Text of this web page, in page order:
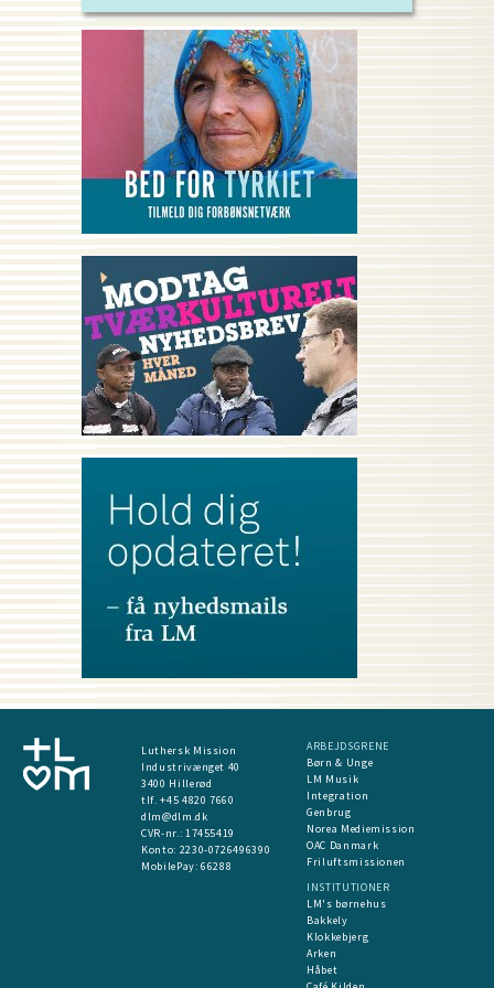
Luthersk Mission
Industrivænget 40
3400 Hillerød
tlf. +45 4820 7660
dlm@dlm.dk
CVR-nr.: 17455419
​Konto: 2230-0726496390
MobilePay:66288
ARBEJDSGRENE
Børn & Unge
LM Musik
Integration
Genbrug
Norea Mediemission
OAC Danmark
Friluftsmissionen
INSTITUTIONER
LM's børnehus
Bakkely
Klokkebjerg
Arken
Håbet